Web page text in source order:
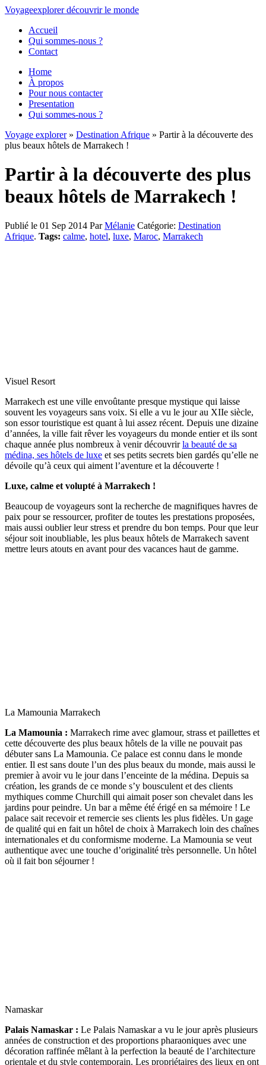
Voyageexplorer découvrirle monde
Accueil
Qui sommes-nous ?
Contact
Home
À propos
Pour nous contacter
Presentation
Qui sommes-nous ?
Voyage explorer» Destination Afrique » Partir à la découverte des
plus beaux hôtels de Marrakech !
Partir à la découverte des plus
beaux hôtels de Marrakech !
Publié le 01 Sep 2014 ParMélanie Catégorie: Destination
Afrique. Tags: calme, hotel, luxe, Maroc, Marrakech
Visuel Resort
Marrakech est une ville envoûtante presque mystique qui laisse
souvent les voyageurs sans voix. Si elle a vu le jour au XIIe siècle,
son essor touristique est quant à lui assez récent. Depuis une dizaine
d’années, la ville fait rêver les voyageurs du monde entier et ils sont
chaque année plus nombreux à venir découvrirla beauté de sa
médina, ses hôtels de luxe et ses petits secrets bien gardés qu’elle ne
dévoile qu’à ceux qui aiment l’aventure et la découverte !
Luxe, calme et volupté à Marrakech !
Beaucoup de voyageurs sont la recherche de magnifiques havres de
paix pour se ressourcer, profiter de toutes les prestations proposées,
mais aussi oublier leur stress et prendre du bon temps. Pour que leur
séjour soit inoubliable, les plus beaux hôtels de Marrakech savent
mettre leurs atouts en avant pour des vacances haut de gamme.
La Mamounia Marrakech
La Mamounia : Marrakech rime avec glamour, strass et paillettes et
cette découverte des plus beaux hôtels de la ville ne pouvait pas
débuter sans La Mamounia. Ce palace est connu dans le monde
entier. Il est sans doute l’un des plus beaux du monde, mais aussi le
premier à avoir vu le jour dans l’enceinte de la médina. Depuis sa
création, les grands de ce monde s’y bousculent et des clients
mythiques comme Churchill qui aimait poser son chevalet dans les
jardins pour peindre. Un bar a même été érigé en sa mémoire ! Le
palace sait recevoir et remercie ses clients les plus fidèles. Un gage
de qualité qui en fait un hôtel de choix à Marrakech loin des chaînes
internationales et du conformisme moderne. La Mamounia se veut
authentique avec une touche d’originalité très personnelle. Un hôtel
où il fait bon séjourner !
Namaskar
Palais Namaskar : Le Palais Namaskar a vu le jour après plusieurs
années de construction et des proportions pharaoniques avec une
décoration raffinée mêlant à la perfection la beauté de l’architecture
orientale et du style contemporain. Les propriétaires des lieux en ont